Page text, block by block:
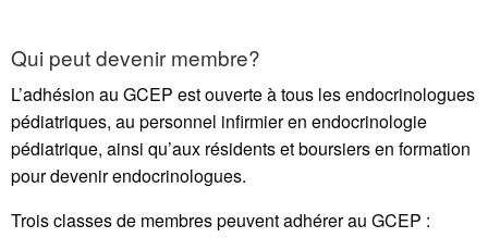
Qui peut devenir membre?
L’adhésion au GCEP est ouverte à tous les endocrinologues
pédiatriques, au personnel infirmier en endocrinologie
pédiatrique, ainsi qu’aux résidents et boursiers en formation
pour devenir endocrinologues.
Trois classes de membres peuvent adhérer au GCEP :